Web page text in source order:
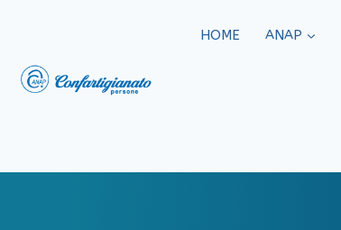
HOME ANAP